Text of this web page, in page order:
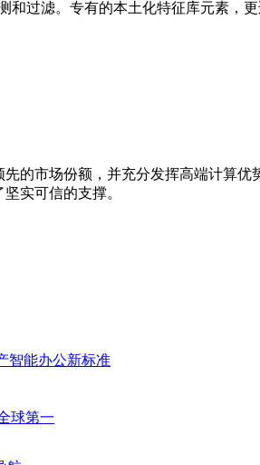
和过滤。专有的本土化特征库元素，
的市场份额，并充分发挥高端计算
实可信的支撑。
智能办公新标准
球第一